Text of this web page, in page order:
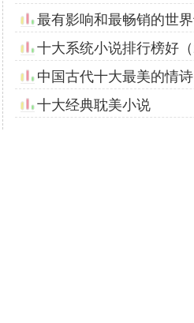
中国古代十大最美的情诗
十大经典耽美小说